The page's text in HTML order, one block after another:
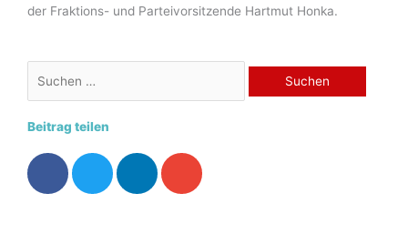
der Fraktions- und Parteivorsitzende Hartmut Honka.
nach:
Beitrag teilen